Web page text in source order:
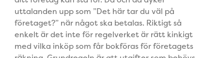
uttalanden upp som ”Det här tar du väl på
företaget?” när något ska betalas. Riktigt så
enkelt är det inte för regelverket är rätt kinkigt
med vilka inköp som får bokföras för företagets